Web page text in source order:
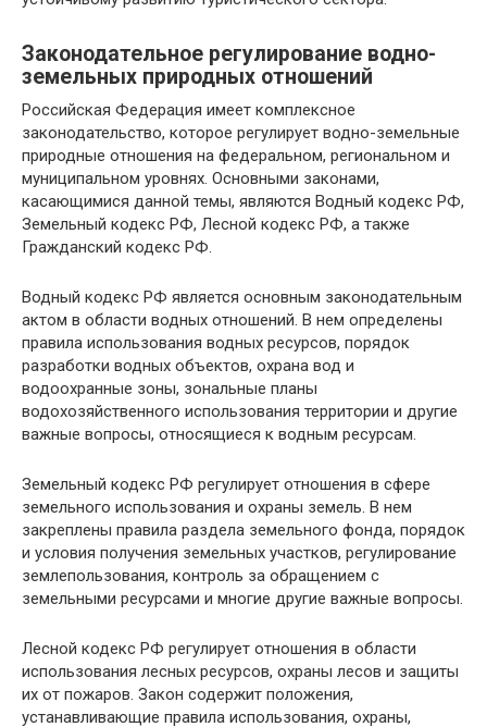
Законодательное регулирование водно-
земельных природных отношений
Российская Федерация имеет комплексное
законодательство, которое регулирует водно-земельные
природные отношения на федеральном, региональном и
муниципальном уровнях. Основными законами,
касающимися данной темы, являются Водный кодекс РФ,
Земельный кодекс РФ, Лесной кодекс РФ, а также
Гражданский кодекс РФ.
Водный кодекс РФ является основным законодательным
актом в области водных отношений. В нем определены
правила использования водных ресурсов, порядок
разработки водных объектов, охрана вод и
водоохранные зоны, зональные планы
водохозяйственного использования территории и другие
важные вопросы, относящиеся к водным ресурсам.
Земельный кодекс РФ регулирует отношения в сфере
земельного использования и охраны земель. В нем
закреплены правила раздела земельного фонда, порядок
и условия получения земельных участков, регулирование
землепользования, контроль за обращением с
земельными ресурсами и многие другие важные вопросы.
Лесной кодекс РФ регулирует отношения в области
использования лесных ресурсов, охраны лесов и защиты
их от пожаров. Закон содержит положения,
устанавливающие правила использования, охраны,